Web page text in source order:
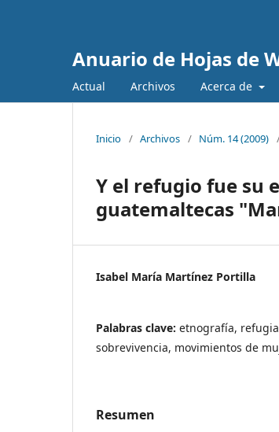
Anuario de Hojas de
Actual Archivos Acerca de
Inicio / Archivos / Núm. 14 (2009)
Y el refugio fue su
guatemaltecas
Isabel María Martínez Portilla
Palabras clave: etnografía,
sobrevivencia, movimientos de
Resumen